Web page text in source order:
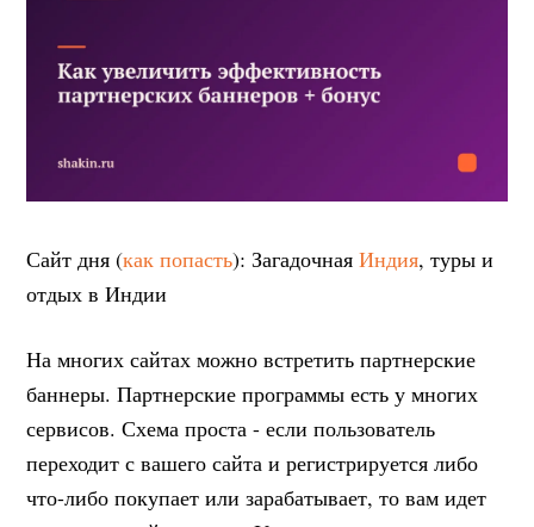
Сайт дня (как попасть): ЗагадочнаяИндия, туры и
отдых в Индии
На многих сайтах можно встретить партнерские
баннеры. Партнерские программы есть у многих
сервисов. Схема проста - если пользователь
переходит с вашего сайта и регистрируется либо
что-либо покупает или зарабатывает, то вам идет